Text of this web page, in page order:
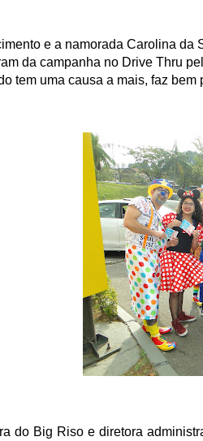
e a namorada Carolina da
da campanha no Drive Thru
tem uma causa a mais, faz
do Big Riso e diretora